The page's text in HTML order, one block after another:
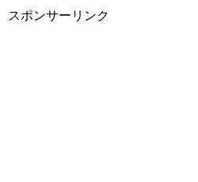
スポンサーリンク